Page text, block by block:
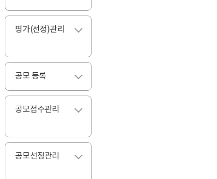
평가(선정)관리
공모 등록
공모접수관리
공모선정관리